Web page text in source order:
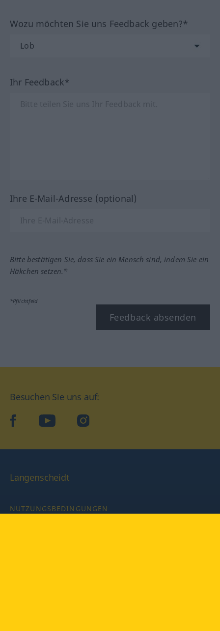
Wozu möchten Sie uns Feedback geben?*
Ihr Feedback*
Ihre E-Mail-Adresse (optional)
Bitte bestätigen Sie, dass Sie ein Mensch sind, indem Sie ein
Häkchen setzen.*
*Pflichtfeld
Feedback absenden
Besuchen Sie uns auf:
facebookYouTube Instagram
Langenscheidt
NUTZUNGSBEDINGUNGEN